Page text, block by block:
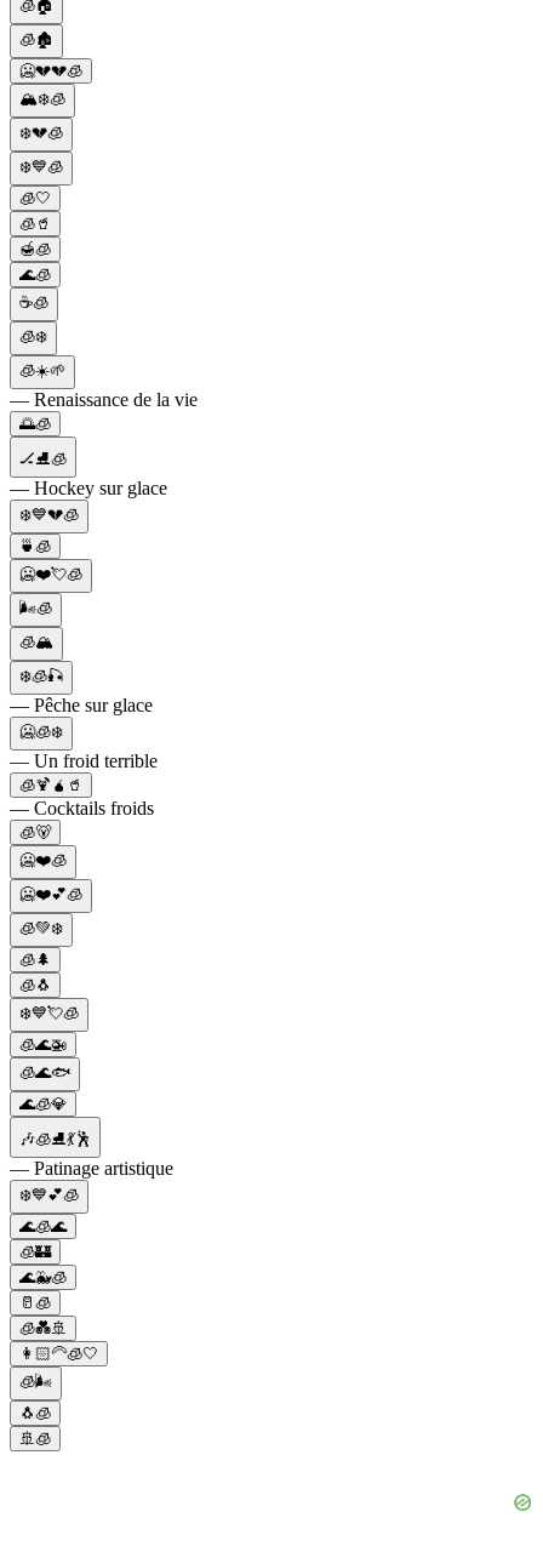
🧊🏠
🧊🏚️
🥶💔💔🧊
🏔️❄️🧊
❄️💔🧊
❄️💙🧊
🧊🤍
🧊🥤
🍯🧊
🌊🧊
☕️🧊
🧊❄️
🧊☀️🌱
— Renaissance de la vie
🌅🧊
🏒⛸🧊
— Hockey sur glace
❄️💙💔🧊
🍵🧊
🥶❤️💘🧊
🌬️🧊
🧊🏔️
❄️🧊🎣
— Pêche sur glace
🥶🧊❄️
— Un froid terrible
🧊🍹🧉🥤
— Cocktails froids
🧊🐻
🥶❤️🧊
🥶❤️💕🧊
🧊💚❄️
🧊🌲
🧊🐧
❄️💙💘🧊
🧊🌊🚁
🧊🌊🐟
🌊🧊💎
🎶🧊⛸💃🕺
— Patinage artistique
❄️💙💕🧊
🌊🧊🌊
🧊🏰
🌊🐳🧊
🥛🧊
🧊💑🚢
👩🏻‍🦳🧊🤍
🧊🌬️
🐧🧊
🚢🧊